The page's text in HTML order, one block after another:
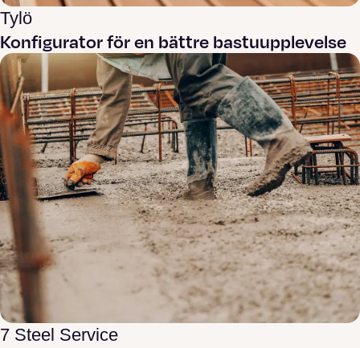
Tylö
Konfigurator för en bättre bastuupplevelse
7 Steel Service